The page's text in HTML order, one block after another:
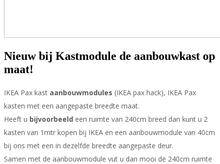
Nieuw bij Kastmodule de aanbouwkast op
maat!
IKEA Pax kast aanbouwmodules (IKEA pax hack), IKEA Pax
kasten met een aangepaste breedte maat.
Heeft u bijvoorbeeld een ruimte van 240cm breed dan kunt u 2
kasten van 1mtr kopen bij IKEA en een aanbouwmodule van 40cm
bij ons met een in dezelfde breedte aangepaste deur.
Samen met de aanbouwmodule vut u dan mooi de 240cm ruimte